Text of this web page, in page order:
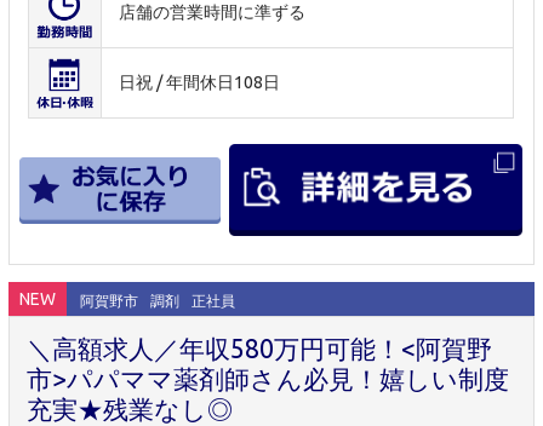
店舗の営業時間に準ずる
日祝 / 年間休日108日
NEW 阿賀野市 調剤 正社員
＼高額求人／年収580万円可能！<阿賀野
市>パパママ薬剤師さん必見！嬉しい制度
充実★残業なし◎